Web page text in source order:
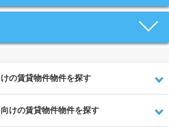
の賃貸物件物件を探す
けの賃貸物件物件を探す